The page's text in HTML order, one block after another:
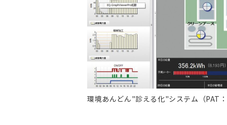
環境あんどん"診える化"システム（PAT